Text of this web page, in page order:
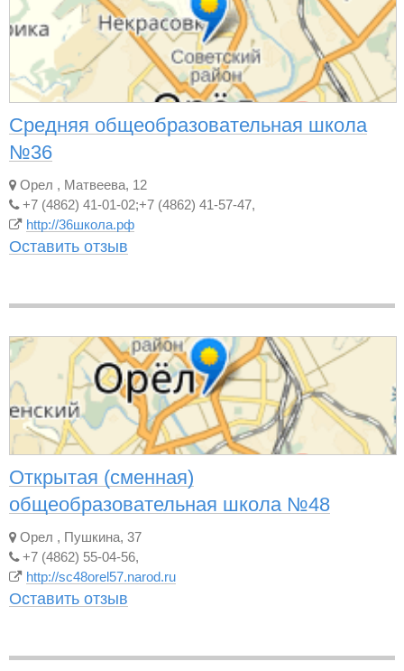
Средняя общеобразовательная школа
№36
Орел , Матвеева, 12
+7 (4862) 41-01-02;+7 (4862) 41-57-47,
http://36школа.рф
Оставить отзыв
Открытая (сменная)
общеобразовательная школа №48
Орел , Пушкина, 37
+7 (4862) 55-04-56,
http://sc48orel57.narod.ru
Оставить отзыв